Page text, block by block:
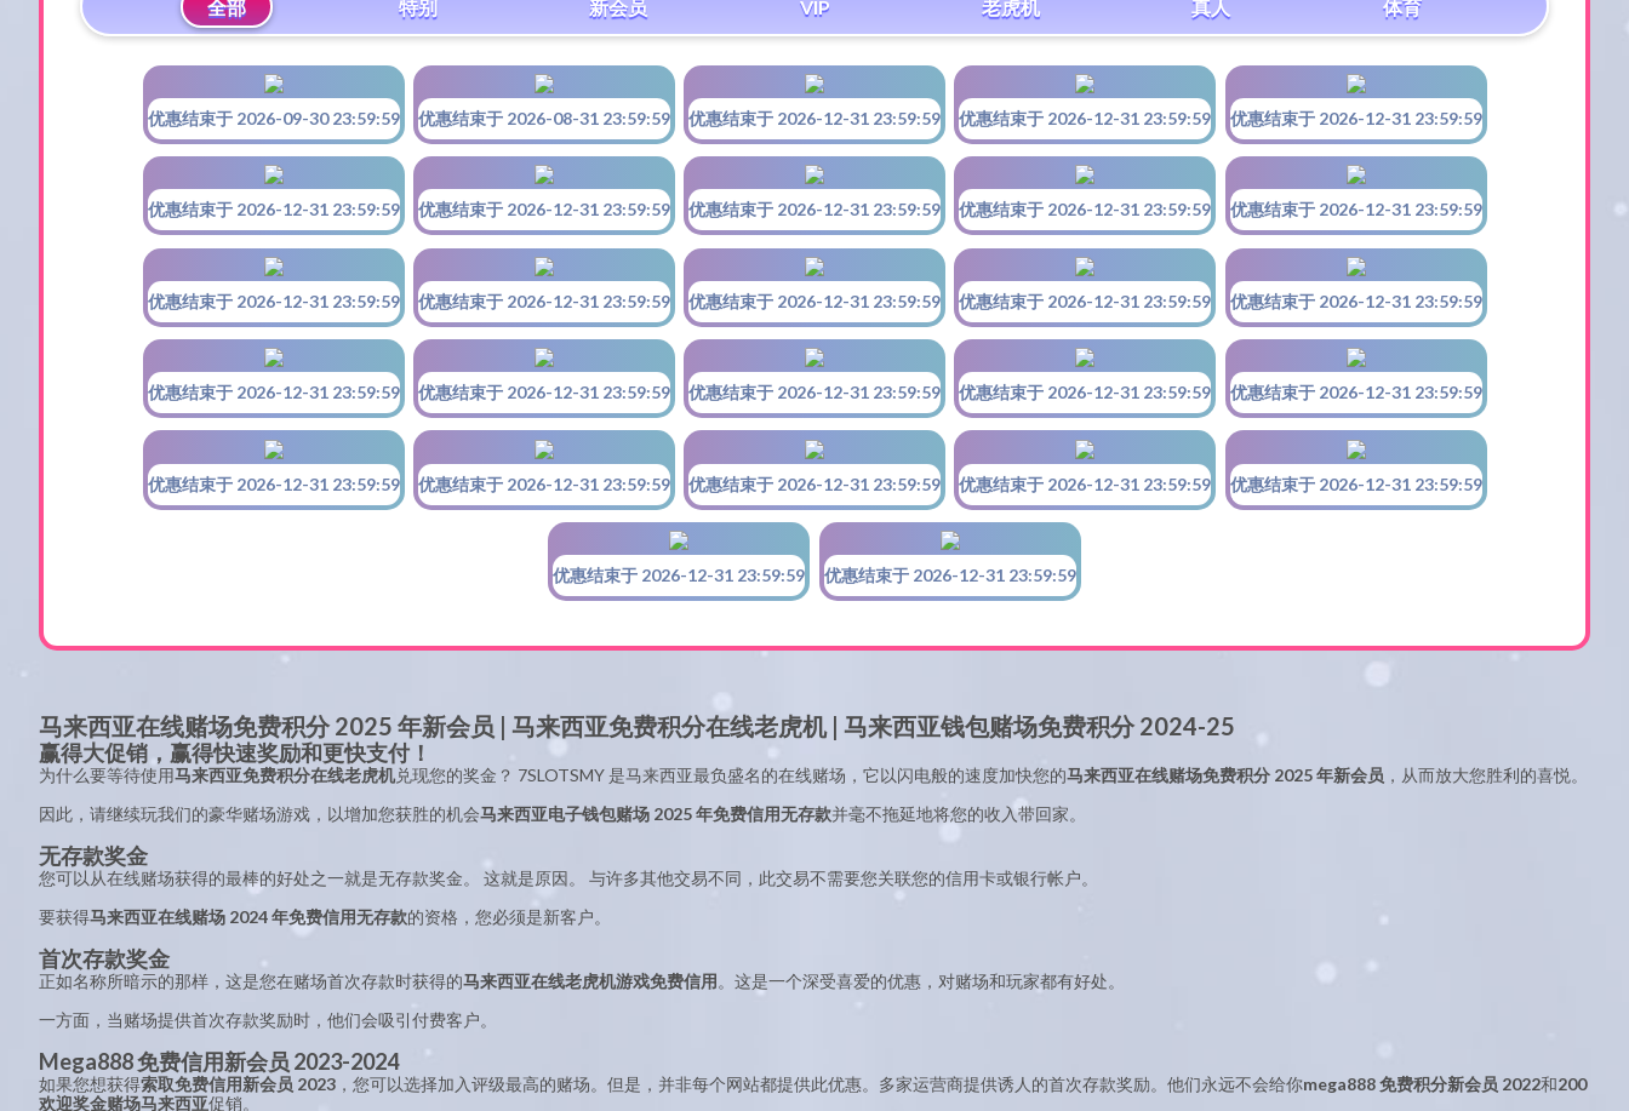
全部 特别 新会员 VIP 老虎机 真人 体育
优惠结束于 2026-09-30 23:59:59 优惠结束于 2026-08-31 23:59:59 优惠结束于 2026-12-31 23:59:59 优惠结束于 2026-12-31 23:59:59 优惠结束于 2026-12-31 23:59:59
优惠结束于 2026-12-31 23:59:59 优惠结束于 2026-12-31 23:59:59 优惠结束于 2026-12-31 23:59:59 优惠结束于 2026-12-31 23:59:59 优惠结束于 2026-12-31 23:59:59
优惠结束于 2026-12-31 23:59:59 优惠结束于 2026-12-31 23:59:59 优惠结束于 2026-12-31 23:59:59 优惠结束于 2026-12-31 23:59:59 优惠结束于 2026-12-31 23:59:59
优惠结束于 2026-12-31 23:59:59 优惠结束于 2026-12-31 23:59:59 优惠结束于 2026-12-31 23:59:59 优惠结束于 2026-12-31 23:59:59 优惠结束于 2026-12-31 23:59:59
优惠结束于 2026-12-31 23:59:59 优惠结束于 2026-12-31 23:59:59 优惠结束于 2026-12-31 23:59:59 优惠结束于 2026-12-31 23:59:59 优惠结束于 2026-12-31 23:59:59
优惠结束于 2026-12-31 23:59:59 优惠结束于 2026-12-31 23:59:59
马来西亚在线赌场免费积分 2025 年新会员 | 马来西亚免费积分在线老虎机 | 马来西亚钱包赌场免费积分 2024-25
赢得大促销，赢得快速奖励和更快支付！
为什么要等待使用马来西亚免费积分在线老虎机兑现您的奖金？ 7SLOTSMY 是马来西亚最负盛名的在线赌场，它以闪电般的速度加快您的马来西亚在线赌场免费积分 2025 年新会员 ，从而放大您胜利的喜悦。
因此，请继续玩我们的豪华赌场游戏，以增加您获胜的机会马来西亚电子钱包赌场 2025 年免费信用无存款并毫不拖延地将您的收入带回家。
无存款奖金
您可以从在线赌场获得的最棒的好处之一就是无存款奖金。 这就是原因。 与许多其他交易不同，此交易不需要您关联您的信用卡或银行帐户。
要获得马来西亚在线赌场 2024 年免费信用无存款的资格，您必须是新客户。
首次存款奖金
正如名称所暗示的那样，这是您在赌场首次存款时获得的马来西亚在线老虎机游戏免费信用。这是一个深受喜爱的优惠，对赌场和玩家都有好处。
一方面，当赌场提供首次存款奖励时，他们会吸引付费客户。
Mega888 免费信用新会员 2023-2024
如果您想获得索取免费信用新会员 2023 ，您可以选择加入评级最高的赌场。但是，并非每个网站都提供此优惠。多家运营商提供诱人的首次存款奖励。他们永远不会给你mega888 免费积分新会员 2022和200
欢迎奖金赌场马来西亚促销。